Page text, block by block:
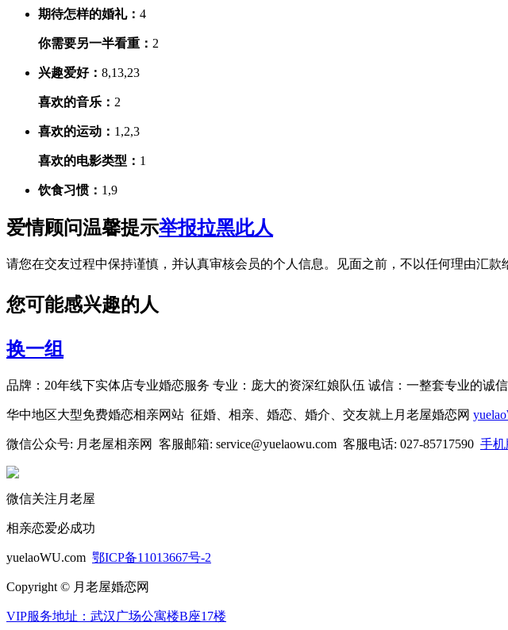
期待怎样的婚礼： 4
你需要另一半看重： 2
兴趣爱好： 8,13,23
喜欢的音乐： 2
喜欢的运动： 1,2,3
喜欢的电影类型： 1
饮食习惯： 1,9
爱情顾问温馨提示举报拉黑此人
请您在交友过程中保持谨慎，并认真审核会员的个人信息。见面之前，不以任何理由汇
您可能感兴趣的人
换一组
品牌：20年线下实体店专业婚恋服务 专业：庞大的资深红娘队伍 诚信：一整套专业的诚
华中地区大型免费婚恋相亲网站 征婚、相亲、婚恋、婚介、交友就上月老屋婚恋网
微信公众号: 月老屋相亲网 客服邮箱: service@yuelaowu.com 客服电话: 027-85717590 手机
微信关注月老屋
相亲恋爱必成功
yuelaoWU.com 鄂ICP备11013667号-2
Copyright © 月老屋婚恋网
VIP服务地址：武汉广场公寓楼B座17楼